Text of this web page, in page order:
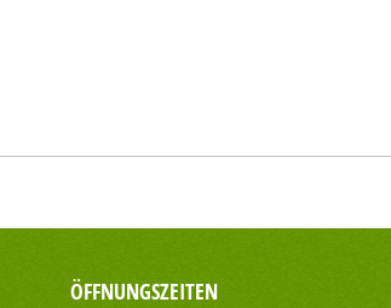
ÖFFNUNGSZEITEN